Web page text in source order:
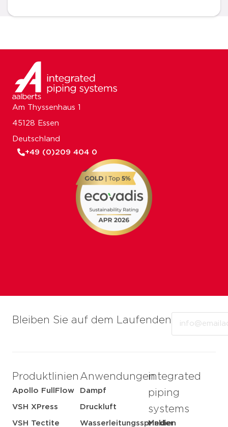
Bleiben Sie auf dem Laufenden
Produktlinien
Apollo FullFlow
VSH XPress
VSH Tectite
Anwendungen
Dampf
Druckluft
Wasserleitungssprinkler
integrated
piping
systems
Medien
Am Thyssenhaus 1
45128 Essen
Deutschland
+49 (0)209 404 0